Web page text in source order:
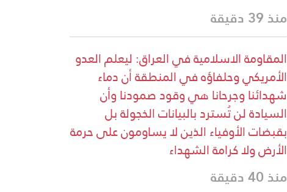
منذ 39 دقيقة
المقاومة الاسلامية في العراق: ليعلم العدو
الأمريكي وحلفاؤه في المنطقة أن دماء
شهدائنا وجرحانا هي وقود صمودنا وأن
السيادة لن تُسترد بالبيانات الخجولة بل
بقبضات الأوفياء الذين لا يساومون على حرمة
الأرض ولا كرامة الشهداء
منذ 40 دقيقة